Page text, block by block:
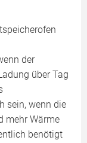
der
über Tag
sein, wenn die
mehr Wärme
benötigt